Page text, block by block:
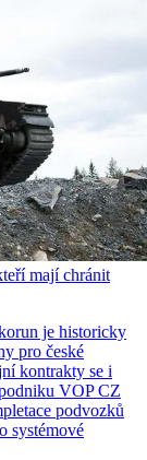
mají chránit
je historicky
pro české
kontrakty se i
VOP CZ
podvozků
systémové